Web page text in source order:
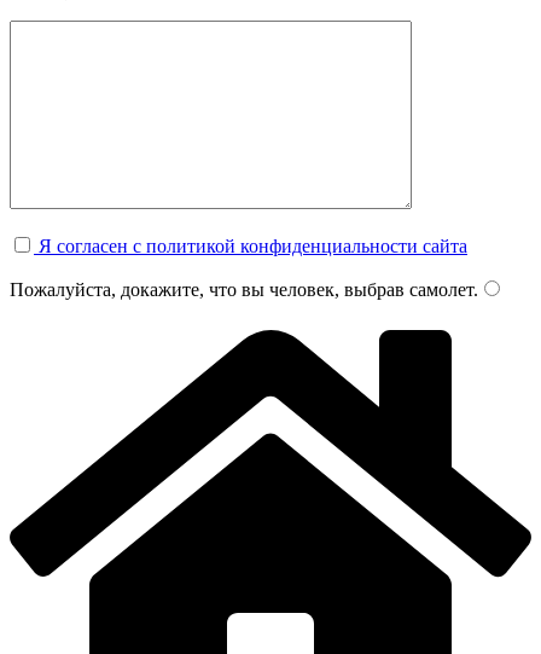
Я согласен с политикой конфиденциальности сайта
Пожалуйста, докажите, что вы человек, выбрав самолет.